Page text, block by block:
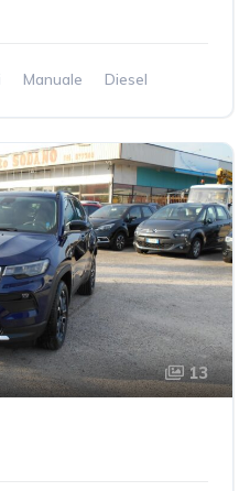
Manuale
Diesel
13